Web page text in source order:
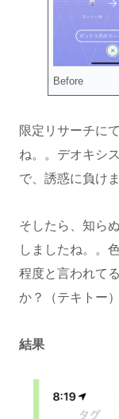
Before
限定リサーチに
ね。。デオキシ
で、誘惑に負け
そしたら、知ら
しましたね。。
程度と言われて
か？（テキトー）
結果